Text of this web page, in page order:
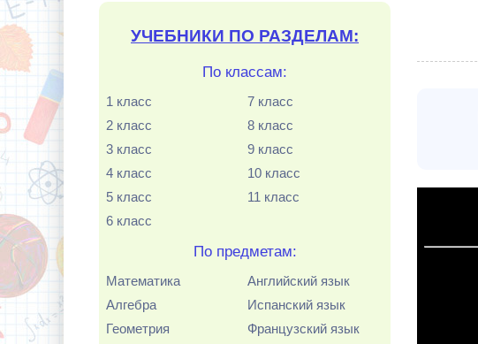
УЧЕБНИКИ ПО РАЗДЕЛАМ:
По классам:
1 класс
2 класс
3 класс
4 класс
5 класс
6 класс
7 класс
8 класс
9 класс
10 класс
11 класс
По предметам:
Математика
Алгебра
Геометрия
Английский язык
Испанский язык
Французский язык